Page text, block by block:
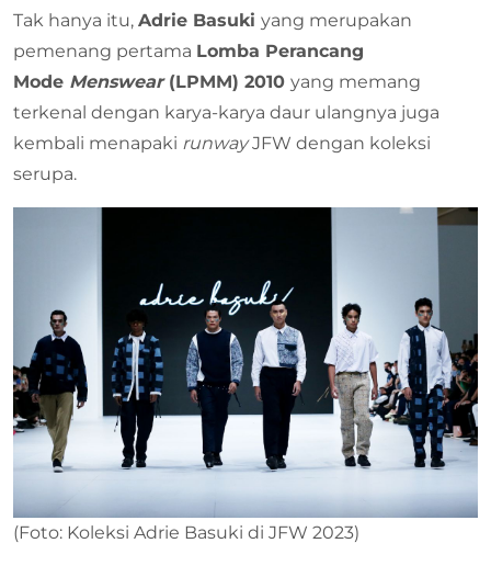
Tak hanya itu, Adrie Basuki yang merupakan
pemenang pertama Lomba Perancang
Mode Menswear (LPMM) 2010 yang memang
terkenal dengan karya-karya daur ulangnya juga
kembali menapaki runwayJFW dengan koleksi
serupa.
(Foto: Koleksi Adrie Basuki di JFW 2023)